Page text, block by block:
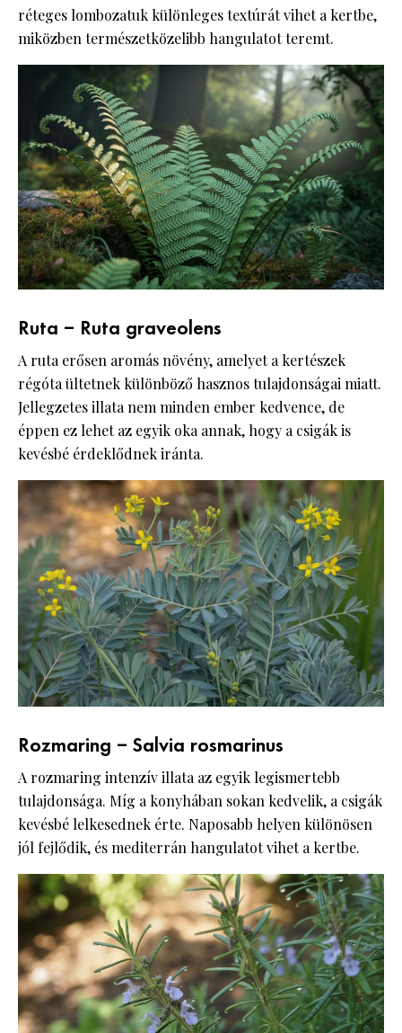
réteges lombozatuk különleges textúrát vihet a kertbe,
miközben természetközelibb hangulatot teremt.
Ruta – Ruta graveolens
A ruta erősen aromás növény, amelyet a kertészek
régóta ültetnek különböző hasznos tulajdonságai miatt.
Jellegzetes illata nem minden ember kedvence, de
éppen ez lehet az egyik oka annak, hogy a csigák is
kevésbé érdeklődnek iránta.
Rozmaring – Salvia rosmarinus
A rozmaring intenzív illata az egyik legismertebb
tulajdonsága. Míg a konyhában sokan kedvelik, a csigák
kevésbé lelkesednek érte. Naposabb helyen különösen
jól fejlődik, és mediterrán hangulatot vihet a kertbe.